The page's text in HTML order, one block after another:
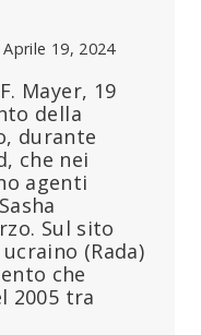
Aprile 19, 2024
Mayer, 19
della
durante
che nei
agenti
Sul sito
(Rada)
che
2005 tra